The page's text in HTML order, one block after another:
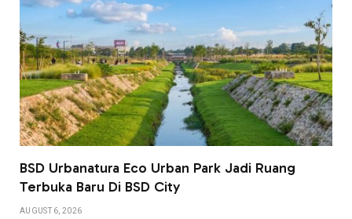
BSD Urbanatura Eco Urban Park Jadi Ruang
Terbuka Baru Di BSD City
AUGUST 6, 2026